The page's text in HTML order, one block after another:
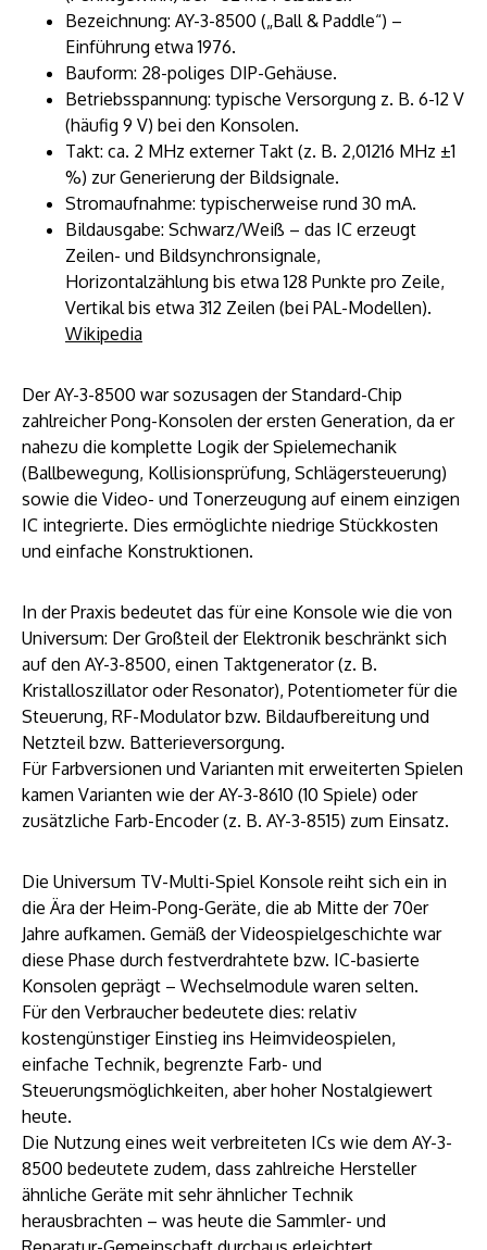
Bezeichnung: AY-3-8500 („Ball & Paddle“) –
Einführung etwa 1976.
Bauform: 28-poliges DIP-Gehäuse.
Betriebsspannung: typische Versorgung z. B. 6-12 V
(häufig 9 V) bei den Konsolen.
Takt: ca. 2 MHz externer Takt (z. B. 2,01216 MHz ±1
%) zur Generierung der Bildsignale.
Stromaufnahme: typischerweise rund 30 mA.
Bildausgabe: Schwarz/Weiß – das IC erzeugt
Zeilen- und Bildsynchronsignale,
Horizontalzählung bis etwa 128 Punkte pro Zeile,
Vertikal bis etwa 312 Zeilen (bei PAL-Modellen).
Wikipedia
Der AY-3-8500 war sozusagen der Standard-Chip
zahlreicher Pong-Konsolen der ersten Generation, da er
nahezu die komplette Logik der Spielemechanik
(Ballbewegung, Kollisionsprüfung, Schlägersteuerung)
sowie die Video- und Tonerzeugung auf einem einzigen
IC integrierte. Dies ermöglichte niedrige Stückkosten
und einfache Konstruktionen.
In der Praxis bedeutet das für eine Konsole wie die von
Universum: Der Großteil der Elektronik beschränkt sich
auf den AY-3-8500, einen Taktgenerator (z. B.
Kristalloszillator oder Resonator), Potentiometer für die
Steuerung, RF-Modulator bzw. Bildaufbereitung und
Netzteil bzw. Batterieversorgung.
Für Farbversionen und Varianten mit erweiterten Spielen
kamen Varianten wie der AY-3-8610 (10 Spiele) oder
zusätzliche Farb-Encoder (z. B. AY-3-8515) zum Einsatz.
Die Universum TV-Multi-Spiel Konsole reiht sich ein in
die Ära der Heim-Pong-Geräte, die ab Mitte der 70er
Jahre aufkamen. Gemäß der Videospielgeschichte war
diese Phase durch festverdrahtete bzw. IC-basierte
Konsolen geprägt – Wechselmodule waren selten.
Für den Verbraucher bedeutete dies: relativ
kostengünstiger Einstieg ins Heimvideospielen,
einfache Technik, begrenzte Farb- und
Steuerungsmöglichkeiten, aber hoher Nostalgiewert
heute.
Die Nutzung eines weit verbreiteten ICs wie dem AY-3-
8500 bedeutete zudem, dass zahlreiche Hersteller
ähnliche Geräte mit sehr ähnlicher Technik
herausbrachten – was heute die Sammler- und